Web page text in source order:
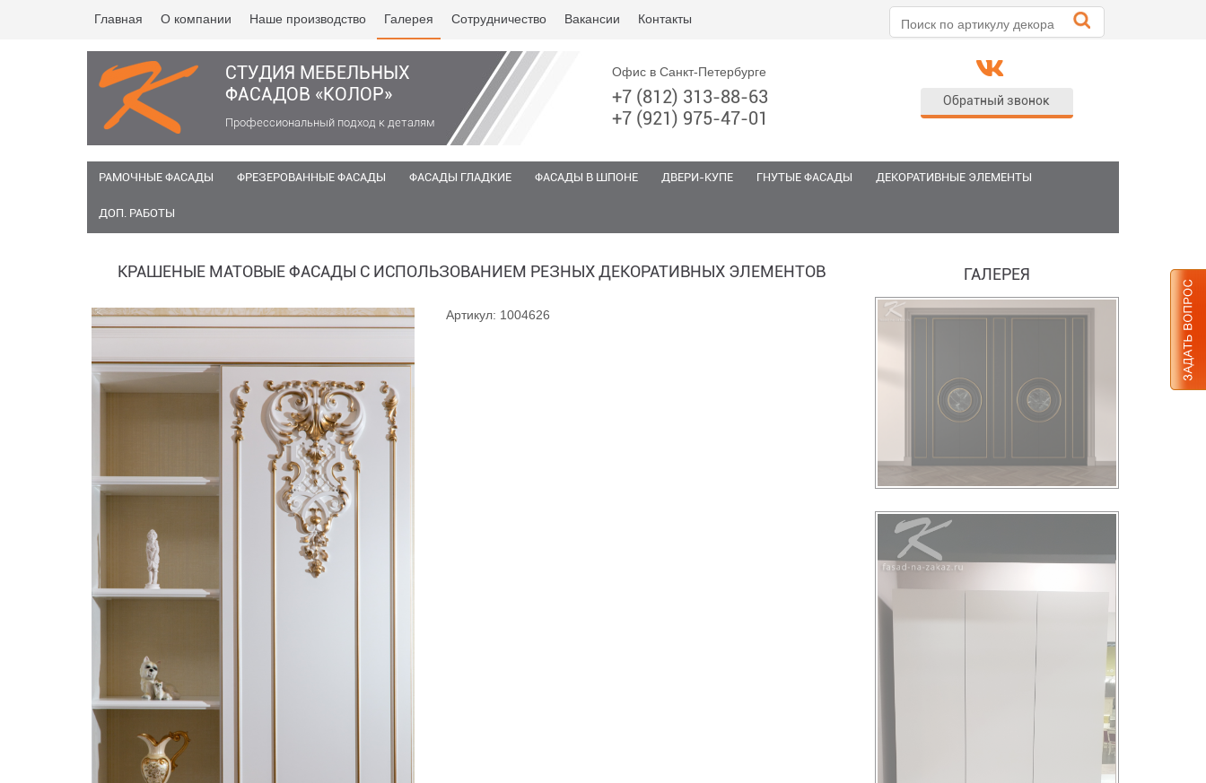
Главная О компании Наше производство Галерея Сотрудничество Вакансии Контакты
СТУДИЯ МЕБЕЛЬНЫХ
ФАСАДОВ «КОЛОР»
Профессиональный подход к деталям
Офис в Санкт-Петербурге
+7 (812) 313-88-63
+7 (921) 975-47-01
Обратный звонок
РАМОЧНЫЕ ФАСАДЫ ФРЕЗЕРОВАННЫЕ ФАСАДЫ ФАСАДЫ ГЛАДКИЕ ФАСАДЫ В ШПОНЕ ДВЕРИ-КУПЕ ГНУТЫЕ ФАСАДЫ ДЕКОРАТИВНЫЕ ЭЛЕМЕНТЫ
ДОП. РАБОТЫ
КРАШЕНЫЕ МАТОВЫЕ ФАСАДЫ С ИСПОЛЬЗОВАНИЕМ РЕЗНЫХ ДЕКОРАТИВНЫХ ЭЛЕМЕНТОВ
Артикул: 1004626
ГАЛЕРЕЯ